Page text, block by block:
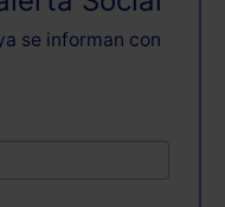
se informan con